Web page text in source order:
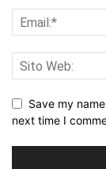
Save my
next time I